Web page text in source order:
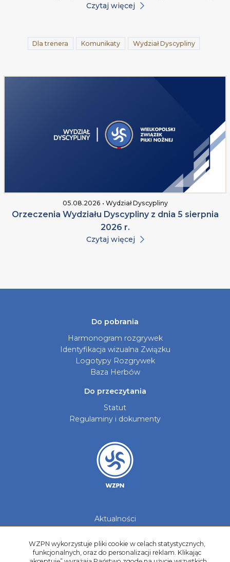
Czytaj więcej
Dla trenera Komunikaty Wydział Dyscypliny
05.08.2026 • Wydział Dyscypliny
Orzeczenia Wydziału Dyscypliny z dnia 5 sierpnia
2026 r.
Czytaj więcej
Do pobrania
Harmonogram rozgrywek
Identyfikacja wizualna Związku
Logotypy Rozgrywek
Baza Herbów
Do przeczytania
Statut
Regulaminy i dokumenty
Aktualności
Kontakt
WZPN wykorzystuje pliki cookie w celach statystycznych,
funkcjonalnych, oraz do personalizacji reklam. Klikając